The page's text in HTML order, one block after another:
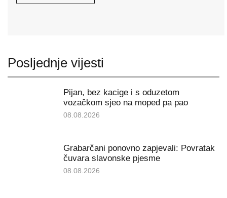
Posljednje vijesti
Pijan, bez kacige i s oduzetom
vozačkom sjeo na moped pa pao
08.08.2026
Grabarčani ponovno zapjevali: Povratak
čuvara slavonske pjesme
08.08.2026